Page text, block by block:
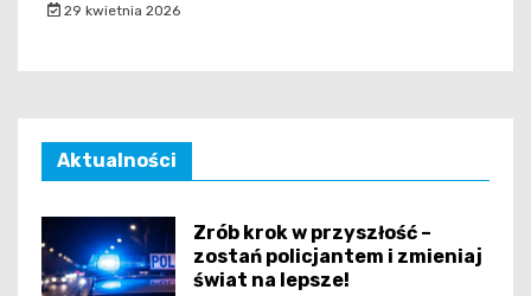
29 kwietnia 2026
Aktualności
Zrób krok w przyszłość –
zostań policjantem i zmieniaj
świat na lepsze!